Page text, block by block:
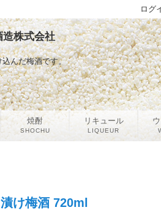
株式会社
んだ梅酒です。
け梅酒 720ml
焼酎
SHOCHU
リキュール
LIQUEUR
ログ